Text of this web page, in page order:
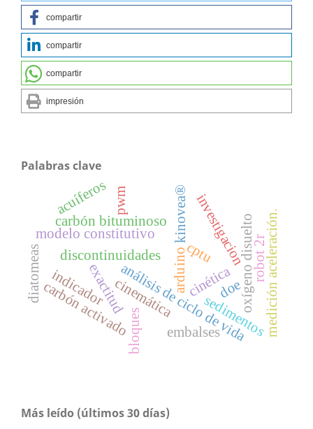
compartir
compartir
compartir
impresión
Palabras clave
investigacion
arduino
análisis de ciclo de vida
discontinuidades cptu
modelo constitutivo
exactitud oxígeno disuelto
sedimentosmedición aceleración.
kinovea®
cinemática cinética
carbón bituminoso
carbón activado
acuíferos
bloques
indicador doe
robot 2r
pwm
embalses
diatomeas
Más leído (últimos 30 días)